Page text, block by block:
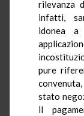
rilevanza
infatti,
idonea a
pure
stato
il